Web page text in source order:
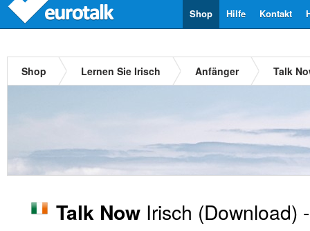
Kontakt
Hilfe
Shop
Shop Lernen Sie Irisch Anfänger Talk
Talk Now Irisch (Download)